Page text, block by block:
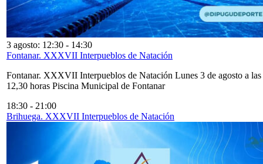
3 agosto: 12:30 - 14:30
Fontanar. XXXVII Interpueblos de Natación
Fontanar. XXXVII Interpueblos de Natación Lunes 3 de agosto a las
12,30 horas Piscina Municipal de Fontanar
18:30 - 21:00
Brihuega. XXXVII Interpueblos de Natación